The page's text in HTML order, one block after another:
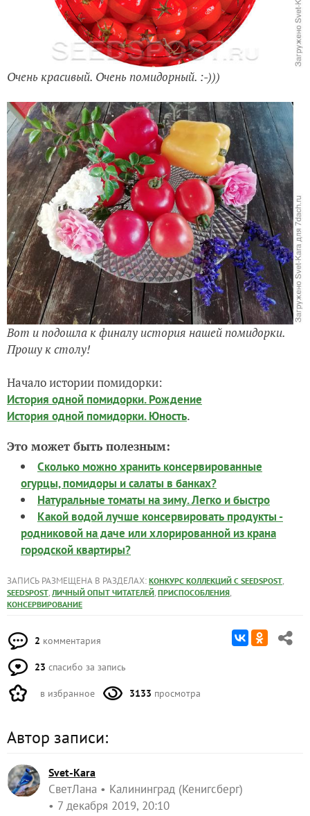
Очень красивый. Очень помидорный. :-)))
Вот и подошла к финалу история нашей помидорки.
Прошу к столу!
Начало истории помидорки:
История одной помидорки. Рождение
История одной помидорки. Юность.
Это может быть полезным:
Сколько можно хранить консервированные
огурцы, помидоры и салаты в банках?
Натуральные томаты на зиму. Легко и быстро
Какой водой лучше консервировать продукты -
родниковой на даче или хлорированной из крана
городской квартиры?
ЗАПИСЬ РАЗМЕЩЕНА В РАЗДЕЛАХ: КОНКУРС КОЛЛЕКЦИЙ С SEEDSPOST,
SEEDSPOST, ЛИЧНЫЙ ОПЫТ ЧИТАТЕЛЕЙ, ПРИСПОСОБЛЕНИЯ,
КОНСЕРВИРОВАНИЕ
2 комментария
23 спасибо за запись
в избранное 3133 просмотра
Автор записи:
Svet-Kara
СветЛана
Калининград (Кенигсберг)
7 декабря 2019, 20:10